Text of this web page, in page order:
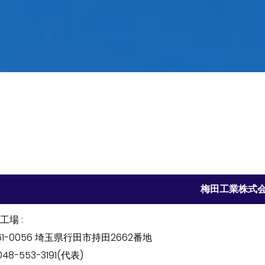
梅田工業株式
場 :
0056 埼玉県行田市持田2662番地
553-3191(代表)